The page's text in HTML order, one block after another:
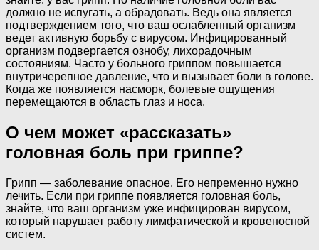
должно не испугать, а обрадовать. Ведь она является
подтверждением того, что ваш ослабленный организм
ведет активную борьбу с вирусом. Инфицированный
организм подвергается ознобу, лихорадочным
состояниям. Часто у больного гриппом повышается
внутричерепное давление, что и вызывает боли в голове.
Когда же появляется насморк, болевые ощущения
перемещаются в область глаз и носа.
О чем может «рассказать»
головная боль при гриппе?
Грипп — заболевание опасное. Его непременно нужно
лечить. Если при гриппе появляется головная боль,
знайте, что ваш организм уже инфицирован вирусом,
который нарушает работу лимфатической и кровеносной
систем.